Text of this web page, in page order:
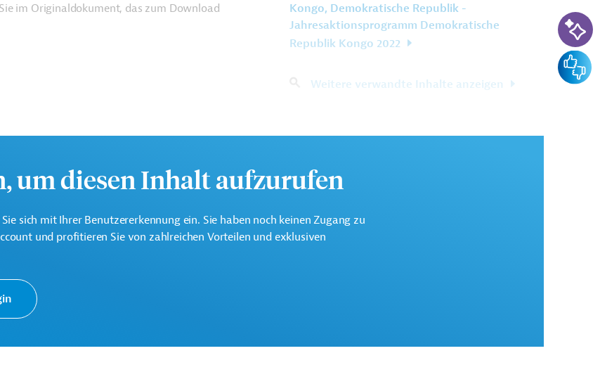
im Originaldokument, das zum Download
Kongo, Demokratische Republik -
Jahresaktionsprogramm Demokratische
Republik Kongo 2022
Weitere verwandte Inhalte anzeigen
um diesen Inhalt aufzurufen
sich mit Ihrer Benutzererkennung ein. Sie haben noch keinen Zugang zu
und profitieren Sie von zahlreichen Vorteilen und exklusiven
KI-